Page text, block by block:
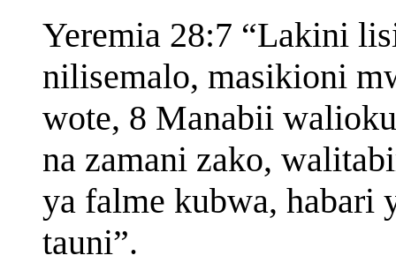
Yeremia 28:7 “Lakini
nilisemalo, masikioni
wote, 8 Manabii
na zamani zako,
ya falme kubwa, habari
tauni”.